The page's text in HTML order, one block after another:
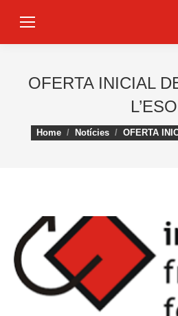
OFERTA INICIAL
L’ESO
You are here:
Home Notícies OFERTA